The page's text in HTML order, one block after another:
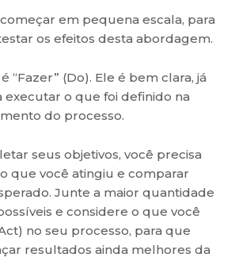
em pequena escala, para
os efeitos desta abordagem.
“Fazer” (Do). Ele é bem clara, já
executar o que foi definido na
do processo.
seus objetivos, você precisa
que você atingiu e comparar
Junte a maior quantidade
e considere o que você
no seu processo, para que
resultados ainda melhores da